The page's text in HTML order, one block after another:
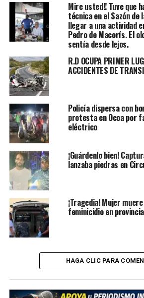
Mire usted!! Tuve que
técnica en el Sazón de
llegar a una actividad
Pedro de Macorís. El
sentía desde lejos.
R.D OCUPA PRIMER
ACCIDENTES DE
Policía dispersa con
protesta en Ocoa por
eléctrico
¡Guárdenlo bien!
lanzaba piedras en
¡Tragedia! Mujer
feminicidio en
HAGA CLIC PARA